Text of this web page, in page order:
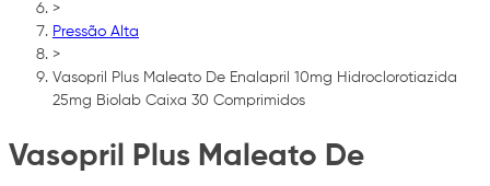
>
Pressão Alta
>
Vasopril Plus Maleato De Enalapril 10mg Hidroclorotiazida
25mg Biolab Caixa 30 Comprimidos
Vasopril Plus Maleato De